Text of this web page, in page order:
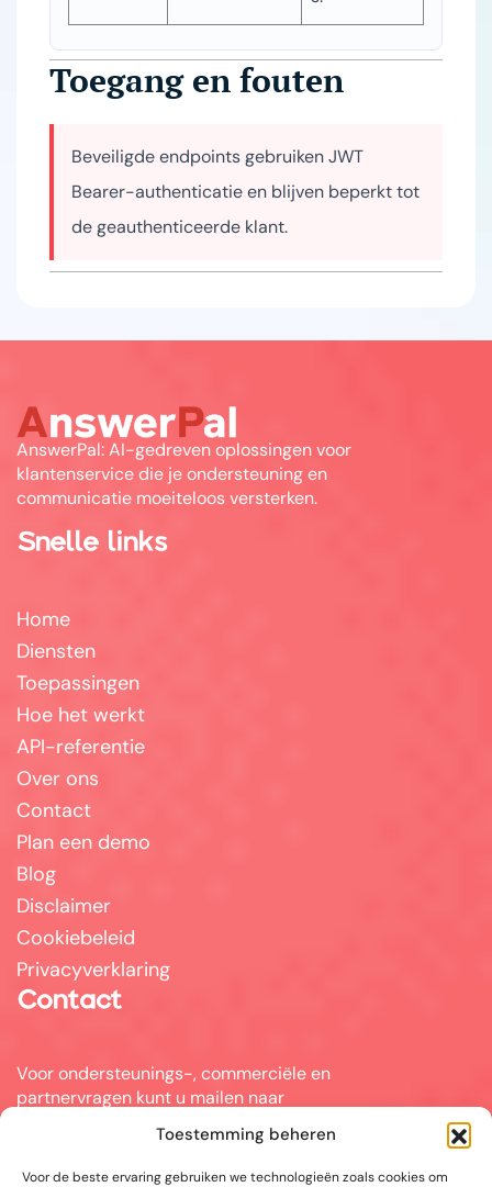
Toestemming beheren
Voor de beste ervaring gebruiken we technologieën zoals cookies om
Toegang en fouten
Beveiligde endpoints gebruiken JWT
Bearer-authenticatie en blijven beperkt tot
de geauthenticeerde klant.
AnswerPal: AI-gedreven oplossingen voor
klantenservice die je ondersteuning en
communicatie moeiteloos versterken.
Snelle links
Home
Diensten
Toepassingen
Hoe het werkt
API-referentie
Over ons
Contact
Plan een demo
Blog
Disclaimer
Cookiebeleid
Privacyverklaring
Contact
Voor ondersteunings-, commerciële en
partnervragen kunt u mailen naar